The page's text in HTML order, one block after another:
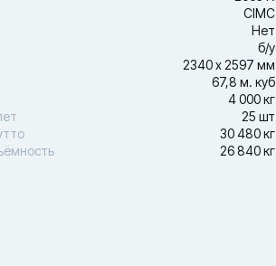
CIMC
Нет
б/у
2340 х 2597 мм
67,8 м. куб
4 000 кг
25 шт
30 480 кг
26 840 кг